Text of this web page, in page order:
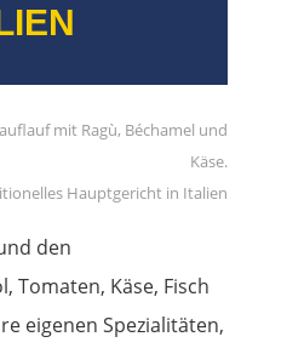
Hauptgericht in Italien
den
Tomaten, Käse, Fisch
eigenen Spezialitäten,